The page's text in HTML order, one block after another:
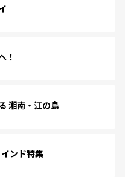
！
湘南・江の島
ンド特集